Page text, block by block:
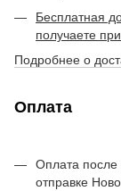
Бесплатная
получаете
Подробнее о
Оплата
Оплата после
отправке